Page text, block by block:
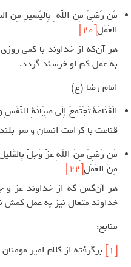
مَن رَضِيَ مِن اللّه ِ بِاليَسيرِ مِن
العَمَلِ[20]
هر آن‌که از خداوند با کمی
به عمل کم او خرسند گردد.
امام رضا (ع)
الْقَنَاعَةُ تَجْتَمِعُ إِلَى صِیَانَةِ النَّفْسِ
قناعت با کرامت انسان و سر
مَن رَضِیَ مِنَ اللهِ عزَّ وَجلَّ
مِنَ العَمَلِ[22]
هر آن‌کس که از خداوند عز
خداوند متعال نیز به عمل کمش
منابع:
[1]
برگرفته از کلام امیر